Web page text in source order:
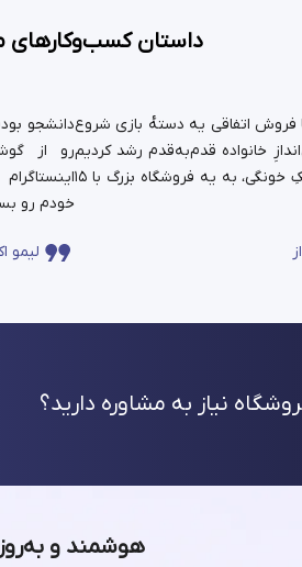
داستان کسب‌وکارهای
دانشجو
رو از
خودم رو
لیمو
ما سال ۹۹ با فروش اتفاقی یه دسته‌ٔ بازی شروع
خانواده قدم‌به‌قدم رشد کردیم
و حالا اون کارِ کوچیکِ خونگی، به یه فروشگاه بزرگ با ۱۵
نیاز به مشاوره دارید؟
هوشمند و